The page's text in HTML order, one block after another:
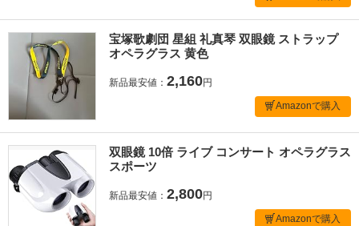
宝塚歌劇団 星組 礼真琴 双眼鏡 ストラップ
オペラグラス 黄色
新品最安値： 2,160円
Amazonで購入
双眼鏡 10倍 ライブ コンサート オペラグラス
スポーツ
新品最安値： 2,800円
Amazonで購入